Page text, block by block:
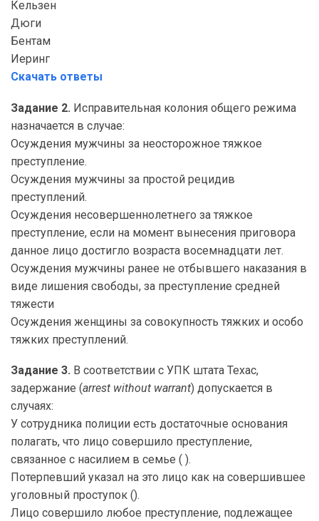
Кельзен
Дюги
Бентам
Иеринг
Скачать ответы
Задание 2. Исправительная колония общего режима
назначается в случае:
Осуждения мужчины за неосторожное тяжкое
преступление.
Осуждения мужчины за простой рецидив
преступлений.
Осуждения несовершеннолетнего за тяжкое
преступление, если на момент вынесения приговора
данное лицо достигло возраста восемнадцати лет.
Осуждения мужчины ранее не отбывшего наказания в
виде лишения свободы, за преступление средней
тяжести
Осуждения женщины за совокупность тяжких и особо
тяжких преступлений.
Задание 3. В соответствии с УПК штата Техас,
задержание (arrest without warrant) допускается в
случаях:
У сотрудника полиции есть достаточные основания
полагать, что лицо совершило преступление,
связанное с насилием в семье ( ).
Потерпевший указал на это лицо как на совершившее
уголовный проступок ().
Лицо совершило любое преступление, подлежащее